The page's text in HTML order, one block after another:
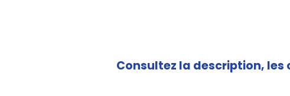
Consultez la description,